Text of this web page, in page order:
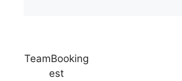
TeamBooking
est